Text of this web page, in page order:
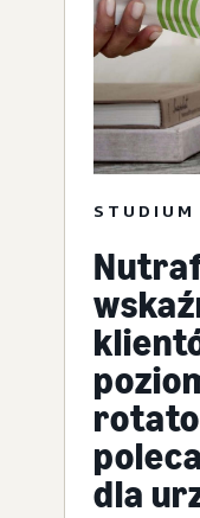
STUDIUM
dla